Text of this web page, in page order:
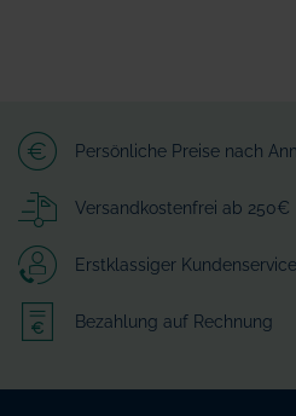
Persönliche Preise nach
Versandkostenfrei ab 250€
Erstklassiger Kundenservice
Bezahlung auf Rechnung